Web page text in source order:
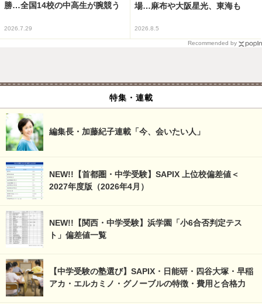
勝…全国14校の中高生が腕競う
2026.7.29
場…麻布や大阪星光、東海も
2026.8.5
Recommended by
特集・連載
編集長・加藤紀子連載「今、会いたい人」
NEW!!【首都圏・中学受験】SAPIX 上位校偏差値＜
2027年度版（2026年4月）
NEW!!【関西・中学受験】浜学園「小6合否判定テス
ト」偏差値一覧
【中学受験の塾選び】SAPIX・日能研・四谷大塚・早稲
アカ・エルカミノ・グノーブルの特徴・費用と合格力